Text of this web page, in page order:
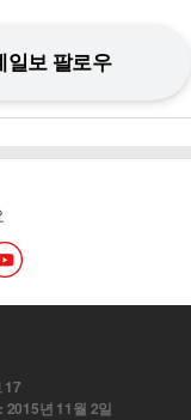
일보 팔로우
17
2015년 11월 2일